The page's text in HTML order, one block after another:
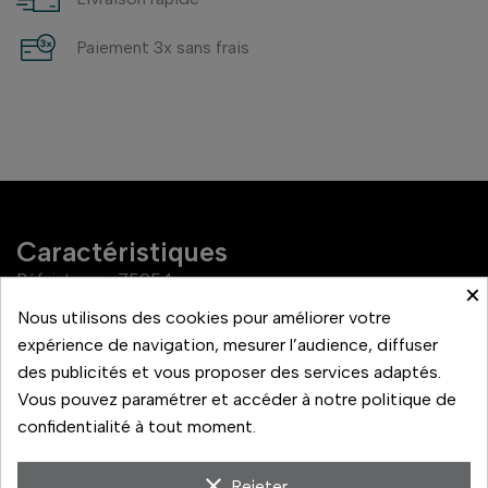
Paiement 3x sans frais
Caractéristiques
Réf. interne : 75954
Référence
Air Protector
×
Nous utilisons des cookies pour améliorer votre
expérience de navigation, mesurer l’audience, diffuser
des publicités et vous proposer des services adaptés.
Vous pouvez paramétrer et accéder à notre politique de
confidentialité à tout moment.